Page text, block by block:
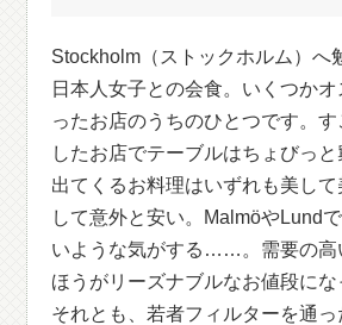
Stockholm（ストックホルム）へ
日本人女子との会食。いくつか
ったお店のうちのひとつです。す
したお店でテーブルはちょびっと
出てくるお料理はいずれも美し
して意外と安い。MalmöやLund
いような気がする……。需要の高
ほうがリーズナブルなお値段にな
それとも、若者フィルターを通